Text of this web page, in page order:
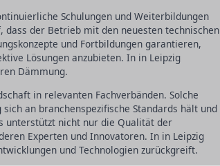
Schulungen und Weiterbildungen
der Betrieb mit den neuesten technischen
und Fortbildungen garantieren,
Lösungen anzubieten. In in Leipzig
Dämmung.
in relevanten Fachverbänden. Solche
an branchenspezifische Standards hält und
unterstützt nicht nur die Qualität der
Experten und Innovatoren. In in Leipzig
und Technologien zurückgreift.